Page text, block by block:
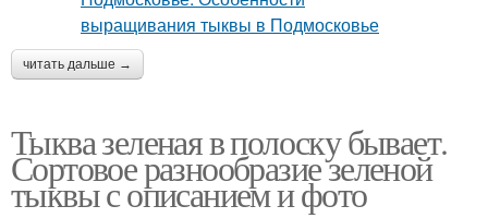
читать дальше →
Тыква зеленая в полоску бывает.
Сортовое разнообразие зеленой
тыквы с описанием и фото